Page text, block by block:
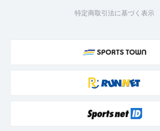
特定商取引法に基づく表示